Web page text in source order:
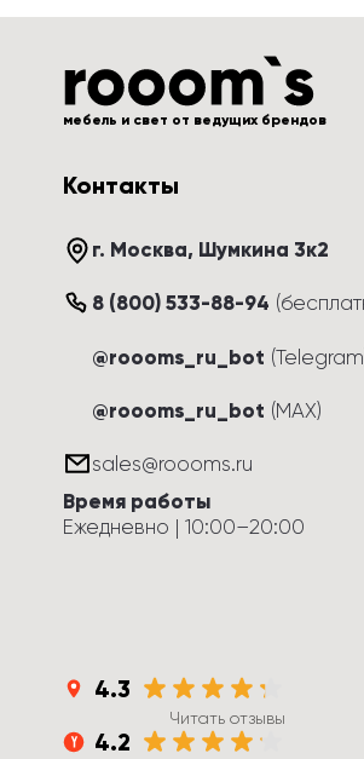
мебель и свет от ведущих брендов
Контакты
г. Москва, Шумкина 3к2
8 (800) 533-88-94 (
@roooms_ru_bot
@roooms_ru_bot (MAX)
sales@roooms.ru
Время работы
Ежедневно | 10:00–20:00
4.3
Читать отзывы
4.2